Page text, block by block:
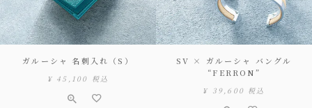
ガルーシャ 名刺入れ（S）
¥ 45,100 税込
SV × ガルーシャ バングル
“FERRON”
¥ 39,600 税込